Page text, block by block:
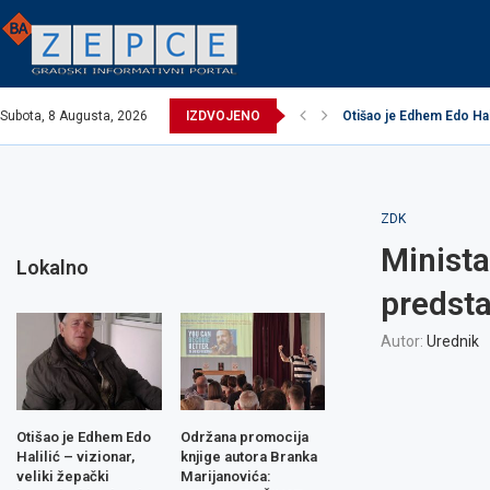
Subota, 8 Augusta, 2026 IZDVOJENO Otišao je Edhem Edo
ZDK
Autor: Urednik
Lokalno
Otišao je Edhem Edo
Halilić – vizionar,
veliki žepački
Održana promocija
knjige autora Branka
Marijanovića: